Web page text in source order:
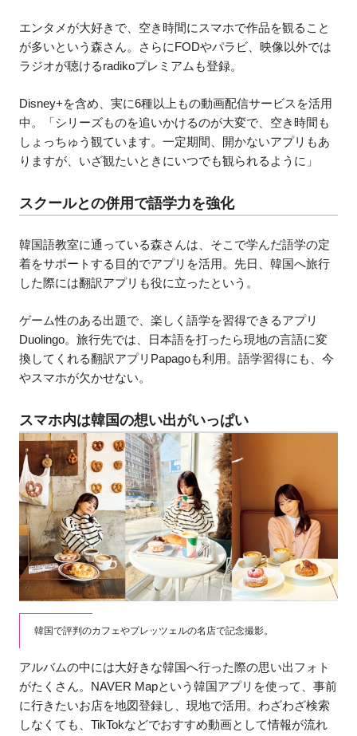
エンタメが大好きで、空き時間にスマホで作品を観ること
が多いという森さん。さらにFODやパラビ、映像以外では
ラジオが聴けるradikoプレミアムも登録。
Disney+を含め、実に6種以上もの動画配信サービスを活用
中。「シリーズものを追いかけるのが大変で、空き時間も
しょっちゅう観ています。一定期間、開かないアプリもあ
りますが、いざ観たいときにいつでも観られるように」
スクールとの併用で語学力を強化
韓国語教室に通っている森さんは、そこで学んだ語学の定
着をサポートする目的でアプリを活用。先日、韓国へ旅行
した際には翻訳アプリも役に立ったという。
ゲーム性のある出題で、楽しく語学を習得できるアプリ
Duolingo。旅行先では、日本語を打ったら現地の言語に変
換してくれる翻訳アプリPapagoも利用。語学習得にも、今
やスマホが欠かせない。
スマホ内は韓国の想い出がいっぱい
韓国で評判のカフェやプレッツェルの名店で記念撮影。
アルバムの中には大好きな韓国へ行った際の思い出フォト
がたくさん。NAVER Mapという韓国アプリを使って、事前
に行きたいお店を地図登録し、現地で活用。わざわざ検索
しなくても、TikTokなどでおすすめ動画として情報が流れ